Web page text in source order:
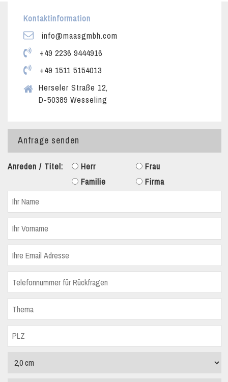
Kontaktinformation
info@maasgmbh.com
+49 2236 9444916
+49 1511 5154013
Herseler Straße 12,
D-50389 Wesseling
Anfrage senden
Anreden / Titel: Herr
Frau
Familie
Firma